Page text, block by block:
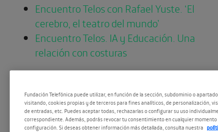
Encuentro Telos con Rafael Yuste. ‘El
cerebro, el teatro del mundo’
Encuentro Telos. IA y Educación. Una
relación con costuras
TELOSdesde aquí.
Fundación Telefónica puede utilizar, en función de la sección, subdominio o
visitando, cookies propias y de terceros para fines analíticos, de personalización,
de entradas, etc. Puedes aceptar todas, rechazarlas o configurar su uso
correspondiente. Además, podrás revocar tu consentimiento en cualquier momento
configuración. Si deseas obtener información más detallada, consulta nuestra